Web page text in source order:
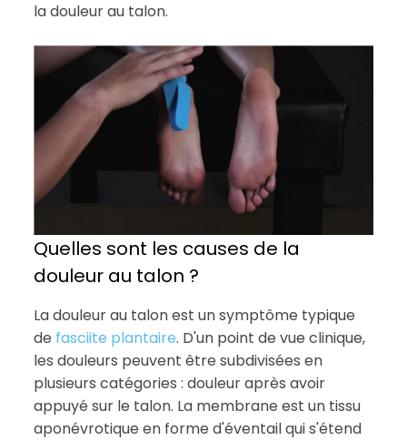
la douleur au talon.
Quelles sont les causes de la
douleur au talon ?
La douleur au talon est un symptôme typique
de fasciite plantaire. D'un point de vue clinique,
les douleurs peuvent être subdivisées en
plusieurs catégories : douleur après avoir
appuyé sur le talon. La membrane est un tissu
aponévrotique en forme d'éventail qui s'étend